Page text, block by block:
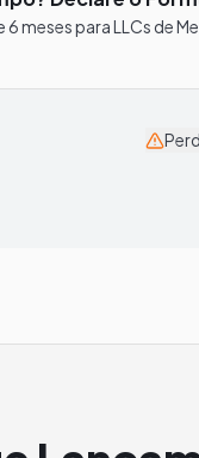
meses para LLCs de